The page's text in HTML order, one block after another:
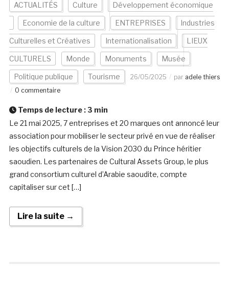
ACTUALITÉS Culture Développement économique
Economie de la culture ENTREPRISES Industries
Culturelles et Créatives Internationalisation LIEUX
CULTURELS Monde Monuments Musée
Politique publique Tourisme 26/05/2025 par adele thiers
0 commentaire
Temps de lecture : 3 min
Le 21 mai 2025, 7 entreprises et 20 marques ont annoncé leur
association pour mobiliser le secteur privé en vue de réaliser
les objectifs culturels de la Vision 2030 du Prince héritier
saoudien. Les partenaires de Cultural Assets Group, le plus
grand consortium culturel d’Arabie saoudite, compte
capitaliser sur cet […]
Lire la suite →